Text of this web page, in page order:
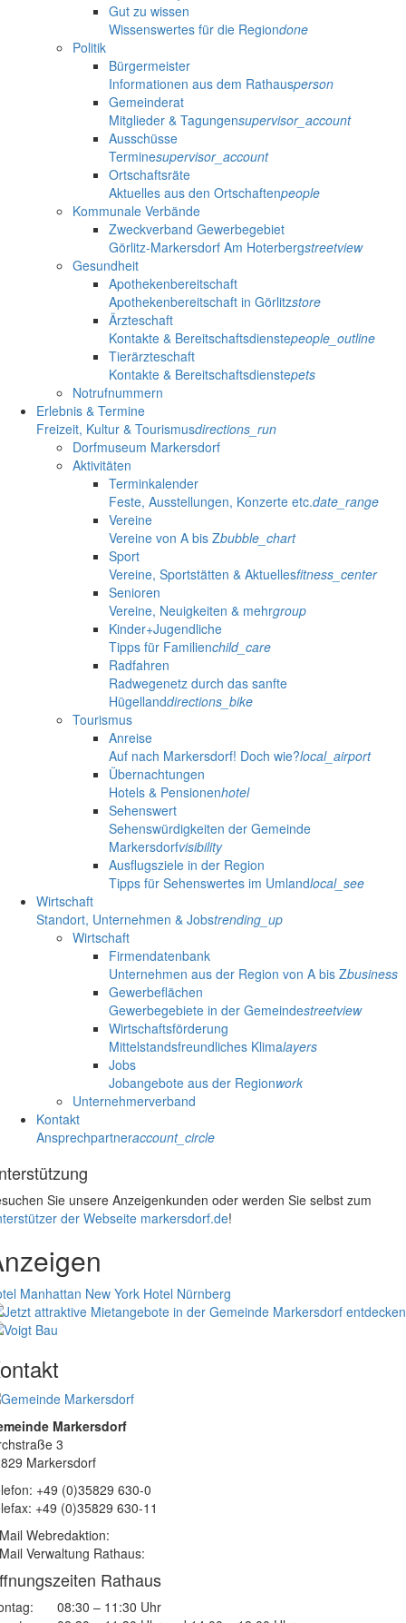
Gut zu wissen
Wissenswertes für die Regiondone
Politik
Bürgermeister
Informationen aus dem Rathausperson
Gemeinderat
Mitglieder & Tagungensupervisor_account
Ausschüsse
Terminesupervisor_account
Ortschaftsräte
Aktuelles aus den Ortschaftenpeople
Kommunale Verbände
Zweckverband Gewerbegebiet
Görlitz-Markersdorf Am Hoterbergstreetview
Gesundheit
Apothekenbereitschaft
Apothekenbereitschaft in Görlitzstore
Ärzteschaft
Kontakte & Bereitschaftsdienstepeople_outline
Tierärzteschaft
Kontakte & Bereitschaftsdienstepets
Notrufnummern
Erlebnis & Termine
Freizeit, Kultur & Tourismusdirections_run
Dorfmuseum Markersdorf
Aktivitäten
Terminkalender
Feste, Ausstellungen, Konzerte etc.date_range
Vereine
Vereine von A bis Zbubble_chart
Sport
Vereine, Sportstätten & Aktuellesfitness_center
Senioren
Vereine, Neuigkeiten & mehrgroup
Kinder+Jugendliche
Tipps für Familienchild_care
Radfahren
Radwegenetz durch das sanfte
Hügellanddirections_bike
Tourismus
Anreise
Auf nach Markersdorf! Doch wie?local_airport
Übernachtungen
Hotels & Pensionenhotel
Sehenswert
Sehenswürdigkeiten der Gemeinde
Markersdorfvisibility
Ausflugsziele in der Region
Tipps für Sehenswertes im Umlandlocal_see
Wirtschaft
Standort, Unternehmen & Jobstrending_up
Wirtschaft
Firmendatenbank
Unternehmen aus der Region von A bis Zbusiness
Gewerbeflächen
Gewerbegebiete in der Gemeindestreetview
Wirtschaftsförderung
Mittelstandsfreundliches Klimalayers
Jobs
Jobangebote aus der Regionwork
Unternehmerverband
Kontakt
Ansprechpartneraccount_circle
Sie unsere Anzeigenkunden oder werden Sie selbst zum
der Webseite markersdorf.de!
Manhattan New York Hotel Nürnberg
Markersdorf
3
Markersdorf
+49 (0)35829 630-0
+49 (0)35829 630-11
Webredaktion:
Verwaltung Rathaus:
Rathaus
08:30 – 11:30 Uhr